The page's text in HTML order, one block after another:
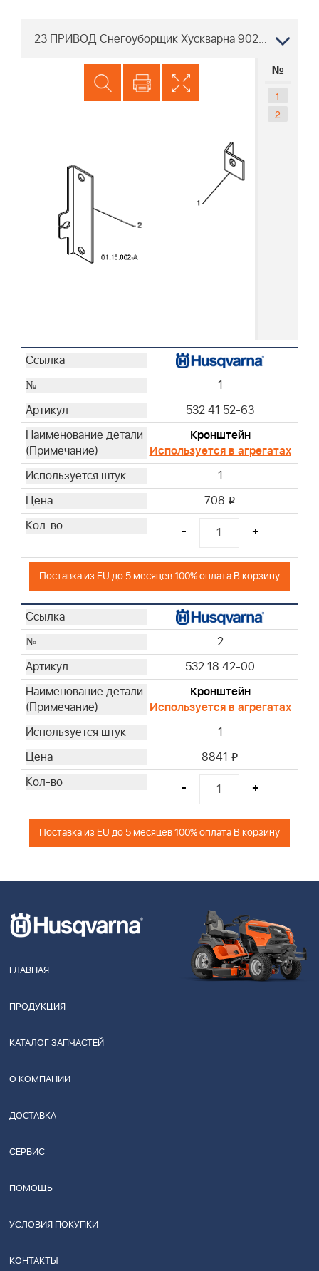
23 ПРИВОД Снегоуборщик Хускварна 9027 STE 96191001803, 2008-02
№
1
2
1
532 41 52-63
Кронштейн
Используется в агрегатах
1
708 i
- +
Поставка из EU до 5 месяцев 100% оплата В корзину
2
532 18 42-00
Кронштейн
Используется в агрегатах
1
8841 i
- +
Поставка из EU до 5 месяцев 100% оплата В корзину
ГЛАВНАЯ
ПРОДУКЦИЯ
КАТАЛОГ ЗАПЧАСТЕЙ
О КОМПАНИИ
ДОСТАВКА
СЕРВИС
ПОМОЩЬ
УСЛОВИЯ ПОКУПКИ
КОНТАКТЫ